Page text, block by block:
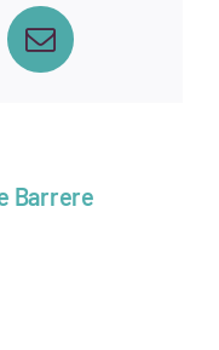
Email
Barrere